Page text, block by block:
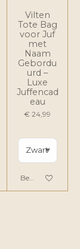
Vilten
Tote Bag
voor Juf
met
Naam
Gebordu
urd –
Luxe
Juffencad
eau
€ 24,99
Bekijk details